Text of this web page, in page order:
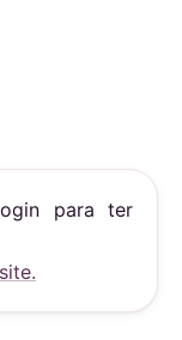
para ter